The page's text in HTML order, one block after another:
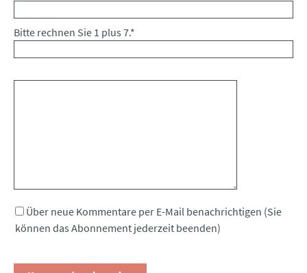
Bitte rechnen Sie 1 plus 7.*
Über neue Kommentare per E-Mail benachrichtigen (Sie
können das Abonnement jederzeit beenden)